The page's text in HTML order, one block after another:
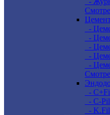
-
-
-
-
-
-
- C-
-